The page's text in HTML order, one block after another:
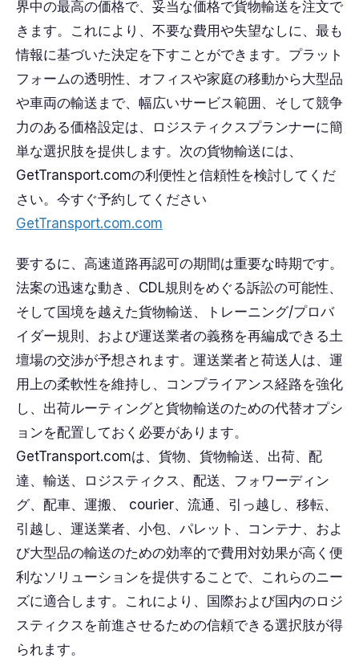
界中の最高の価格で、妥当な価格で貨物輸送を注文で
きます。これにより、不要な費用や失望なしに、最も
情報に基づいた決定を下すことができます。プラット
フォームの透明性、オフィスや家庭の移動から大型品
や車両の輸送まで、幅広いサービス範囲、そして競争
力のある価格設定は、ロジスティクスプランナーに簡
単な選択肢を提供します。次の貨物輸送には、
GetTransport.comの利便性と信頼性を検討してくだ
さい。今すぐ予約してください
GetTransport.com.com
要するに、高速道路再認可の期間は重要な時期です。
法案の迅速な動き、CDL規則をめぐる訴訟の可能性、
そして国境を越えた貨物輸送、トレーニング/プロバ
イダー規則、および運送業者の義務を再編成できる土
壇場の交渉が予想されます。運送業者と荷送人は、運
用上の柔軟性を維持し、コンプライアンス経路を強化
し、出荷ルーティングと貨物輸送のための代替オプシ
ョンを配置しておく必要があります。
GetTransport.comは、貨物、貨物輸送、出荷、配
達、輸送、ロジスティクス、配送、フォワーディン
グ、配車、運搬、 courier、流通、引っ越し、移転、
引越し、運送業者、小包、パレット、コンテナ、およ
び大型品の輸送のための効率的で費用対効果が高く便
利なソリューションを提供することで、これらのニー
ズに適合します。これにより、国際および国内のロジ
スティクスを前進させるための信頼できる選択肢が得
られます。